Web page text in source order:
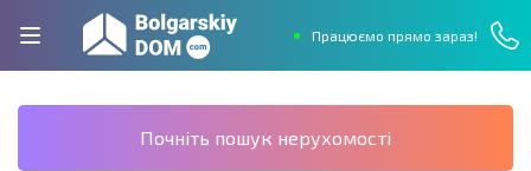
Працюємо прямо зараз!
Почніть пошук нерухомості